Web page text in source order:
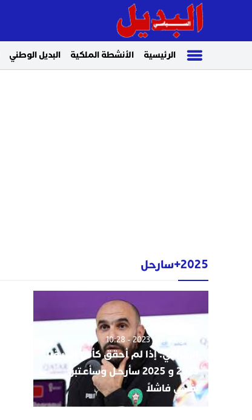
الرئيسية الأنشطة الملكية البديل الوطني
2025+سارحل
الإثنين 09 يناير 2023 - 10:28
الركراكي: إذا لم أحقق كأس إفريقيا
2023 و 2025 سأرحـل وسأعـتبر
نفسي فاشلاً⁦